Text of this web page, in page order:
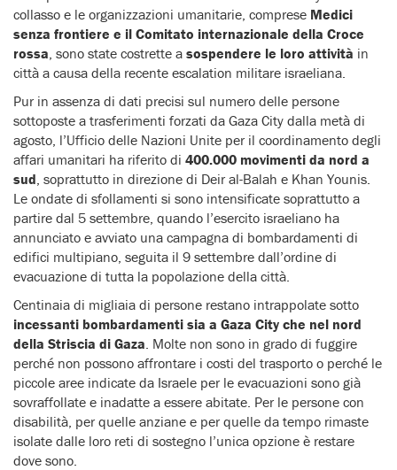
collasso e le organizzazioni umanitarie, comprese Medici
senza frontiere e il Comitato internazionale della Croce
rossa , sono state costrette a sospendere le loro attività in
città a causa della recente escalation militare israeliana.
Pur in assenza di dati precisi sul numero delle persone
sottoposte a trasferimenti forzati da Gaza City dalla metà di
agosto, l’Ufficio delle Nazioni Unite per il coordinamento degli
affari umanitari ha riferito di 400.000 movimenti da nord a
sud , soprattutto in direzione di Deir al-Balah e Khan Younis.
Le ondate di sfollamenti si sono intensificate soprattutto a
partire dal 5 settembre, quando l’esercito israeliano ha
annunciato e avviato una campagna di bombardamenti di
edifici multipiano, seguita il 9 settembre dall’ordine di
evacuazione di tutta la popolazione della città.
Centinaia di migliaia di persone restano intrappolate sotto
incessanti bombardamenti sia a Gaza City che nel nord
della Striscia di Gaza . Molte non sono in grado di fuggire
perché non possono affrontare i costi del trasporto o perché le
piccole aree indicate da Israele per le evacuazioni sono già
sovraffollate e inadatte a essere abitate. Per le persone con
disabilità, per quelle anziane e per quelle da tempo rimaste
isolate dalle loro reti di sostegno l’unica opzione è restare
dove sono.